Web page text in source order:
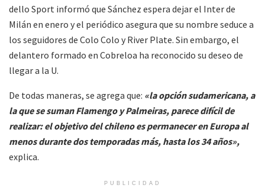
dello Sport informó que Sánchez espera dejar el Inter de
Milán en enero y el periódico asegura que su nombre seduce a
los seguidores de Colo Colo y River Plate. Sin embargo, el
delantero formado en Cobreloa ha reconocido su deseo de
llegar a la U.
De todas maneras, se agrega que: «la opción sudamericana, a
la que se suman Flamengo y Palmeiras, parece difícil de
realizar: el objetivo del chileno es permanecer en Europa al
menos durante dos temporadas más, hasta los 34 años»,
explica.
PUBLICIDAD